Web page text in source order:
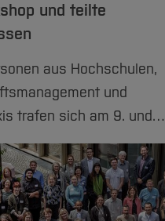
und teilte
aus Hochschulen,
und
trafen sich am 9. und…